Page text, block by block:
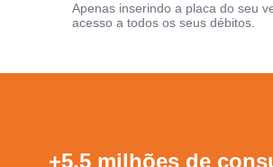
Apenas inserindo a placa do seu
acesso a todos os seus débitos.
+5,5 milhões de